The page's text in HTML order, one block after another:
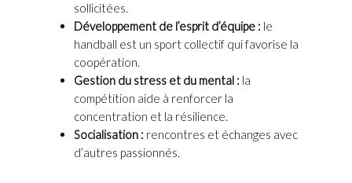
sollicitées.
Développement de l’esprit d’équipe : le
handball est un sport collectif qui favorise la
coopération.
Gestion du stress et du mental : la
compétition aide à renforcer la
concentration et la résilience.
Socialisation : rencontres et échanges avec
d’autres passionnés.